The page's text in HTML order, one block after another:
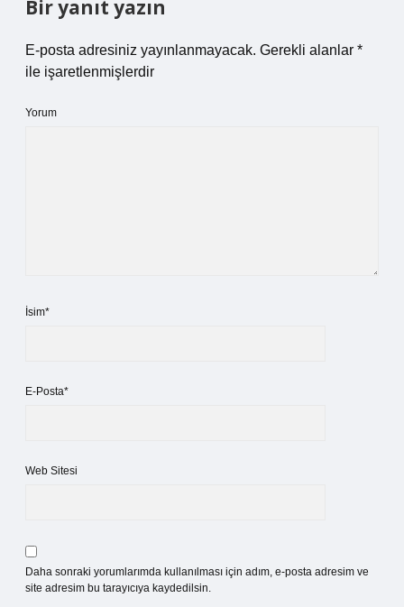
Bir yanıt yazın
E-posta adresiniz yayınlanmayacak. Gerekli alanlar *
ile işaretlenmişlerdir
Yorum
İsim*
E-Posta*
Web Sitesi
Daha sonraki yorumlarımda kullanılması için adım, e-posta adresim ve
site adresim bu tarayıcıya kaydedilsin.